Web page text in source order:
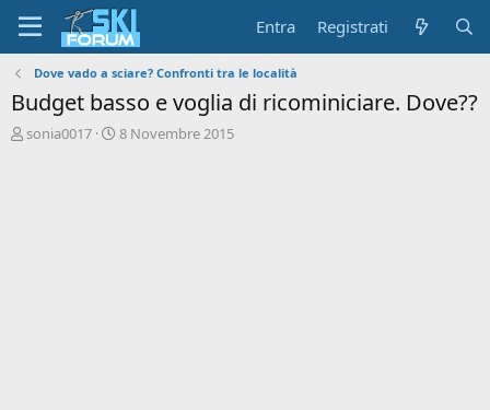
Entra Registrati
Dove vado a sciare? Confronti tra le località
Budget basso e voglia di ricominiciare. Dove??
A
sonia0017
D
8 Novembre 2015